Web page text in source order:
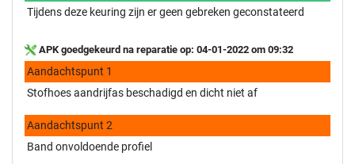
Tijdens deze keuring zijn er geen gebreken geconstateerd
APK goedgekeurd na reparatie op: 04-01-2022 om 09:32
Aandachtspunt 1
Stofhoes aandrijfas beschadigd en dicht niet af
Aandachtspunt 2
Band onvoldoende profiel